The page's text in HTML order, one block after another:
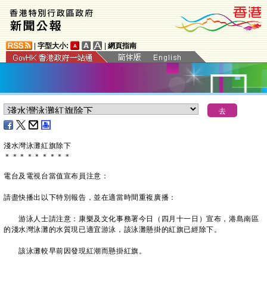
字型大小: 網頁指南
淺水灣泳灘紅旗除下
＊ ＊ ＊ ＊ ＊ ＊ ＊ ＊ ＊
電台及電視台當值宣布員注意：
請盡快播出以下特別報告，並在適當時間重複廣播：
游泳人士請注意：康樂及文化事務署今日（四月十一日）宣布，港島南區
的淺水灣泳灘的水質現已適宜游泳，該泳灘懸掛的紅旗已經除下。
該泳灘較早前因發現紅潮而懸掛紅旗。